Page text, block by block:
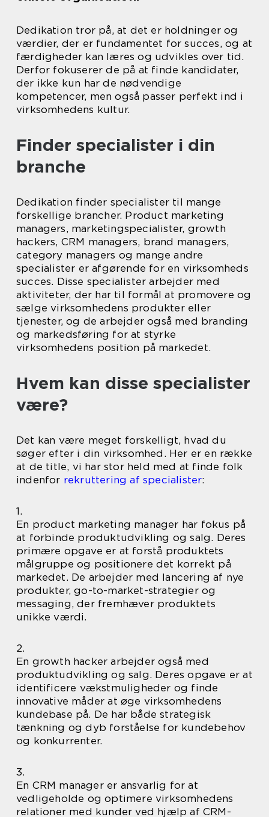
Dedikation tror på, at det er holdninger og
værdier, der er fundamentet for succes, og at
færdigheder kan læres og udvikles over tid.
Derfor fokuserer de på at finde kandidater,
der ikke kun har de nødvendige
kompetencer, men også passer perfekt ind i
virksomhedens kultur.
Finder specialister i din
branche
Dedikation finder specialister til mange
forskellige brancher. Product marketing
managers, marketingspecialister, growth
hackers, CRM managers, brand managers,
category managers og mange andre
specialister er afgørende for en virksomheds
succes. Disse specialister arbejder med
aktiviteter, der har til formål at promovere og
sælge virksomhedens produkter eller
tjenester, og de arbejder også med branding
og markedsføring for at styrke
virksomhedens position på markedet.
Hvem kan disse specialister
være?
Det kan være meget forskelligt, hvad du
søger efter i din virksomhed. Her er en række
at de title, vi har stor held med at finde folk
indenfor rekruttering af specialister:
1.
En product marketing manager har fokus på
at forbinde produktudvikling og salg. Deres
primære opgave er at forstå produktets
målgruppe og positionere det korrekt på
markedet. De arbejder med lancering af nye
produkter, go-to-market-strategier og
messaging, der fremhæver produktets
unikke værdi.
2.
En growth hacker arbejder også med
produktudvikling og salg. Deres opgave er at
identificere vækstmuligheder og finde
innovative måder at øge virksomhedens
kundebase på. De har både strategisk
tænkning og dyb forståelse for kundebehov
og konkurrenter.
3.
En CRM manager er ansvarlig for at
vedligeholde og optimere virksomhedens
relationer med kunder ved hjælp af CRM-